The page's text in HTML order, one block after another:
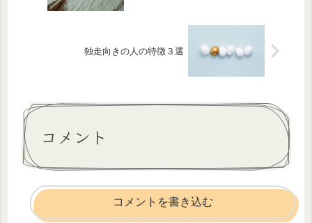
独走向きの人の特徴３選
コメント
コメントを書き込む